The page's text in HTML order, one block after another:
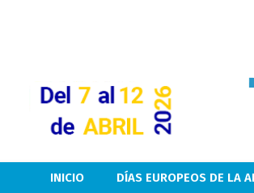
Main navigation
INICIO DÍAS EUROPEOS DE LA